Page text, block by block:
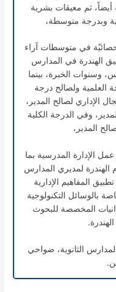
أيضاً، ثم معيقات بشرية
وبدرجة متوسطة،
في متوسطات آراء
الهندرة في المدارس
وسنوات الخبرة، بينما
العلمية ولصالح درجة
الإداري لصالح المدير،
وفي الدرجة الكلية
المدير،
الإدارة المدرسية بما
لمديري المدارس
المفاهيم الإدارية
بالوسائل التكنولوجية
المخصصة للبحوث
الثانوية، ضواحي